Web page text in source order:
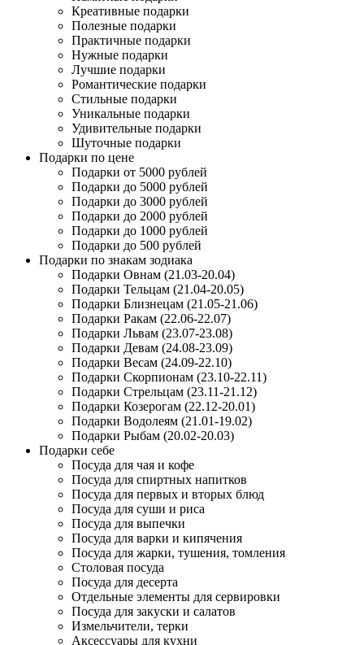
Креативные подарки
Полезные подарки
Практичные подарки
Нужные подарки
Лучшие подарки
Романтические подарки
Стильные подарки
Уникальные подарки
Удивительные подарки
Шуточные подарки
Подарки по цене
Подарки от 5000 рублей
Подарки до 5000 рублей
Подарки до 3000 рублей
Подарки до 2000 рублей
Подарки до 1000 рублей
Подарки до 500 рублей
Подарки по знакам зодиака
Подарки Овнам (21.03-20.04)
Подарки Тельцам (21.04-20.05)
Подарки Близнецам (21.05-21.06)
Подарки Ракам (22.06-22.07)
Подарки Львам (23.07-23.08)
Подарки Девам (24.08-23.09)
Подарки Весам (24.09-22.10)
Подарки Скорпионам (23.10-22.11)
Подарки Стрельцам (23.11-21.12)
Подарки Козерогам (22.12-20.01)
Подарки Водолеям (21.01-19.02)
Подарки Рыбам (20.02-20.03)
Подарки себе
Посуда для чая и кофе
Посуда для спиртных напитков
Посуда для первых и вторых блюд
Посуда для суши и риса
Посуда для выпечки
Посуда для варки и кипячения
Посуда для жарки, тушения, томления
Столовая посуда
Посуда для десерта
Отдельные элементы для сервировки
Посуда для закуски и салатов
Измельчители, терки
Аксессуары для кухни